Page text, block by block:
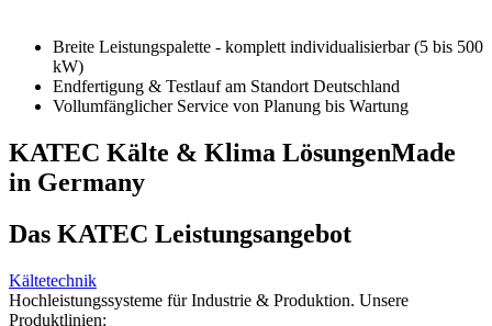
Breite Leistungspalette - komplett individualisierbar (5 bis 500
kW)
Endfertigung & Testlauf am Standort Deutschland
Vollumfänglicher Service von Planung bis Wartung
KATEC Kälte & Klima LösungenMade
in Germany
Das KATEC Leistungsangebot
Kältetechnik
Hochleistungssysteme für Industrie & Produktion. Unsere
Produktlinien: